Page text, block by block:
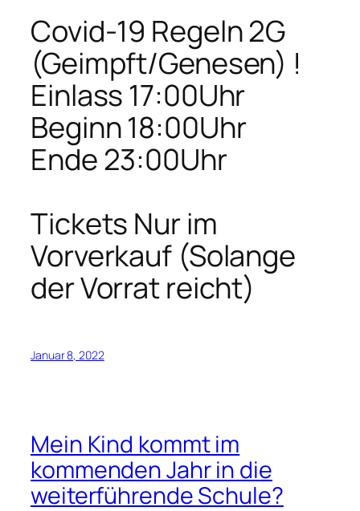
Covid-19 Regeln 2G
(Geimpft/Genesen) !
Einlass 17:00Uhr
Beginn 18:00Uhr
Ende 23:00Uhr
Tickets Nur im
Vorverkauf (Solange
der Vorrat reicht)
Januar 8, 2022
Mein Kind kommt im
kommenden Jahr in die
weiterführende Schule?